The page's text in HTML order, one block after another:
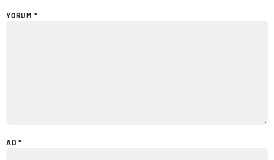
YORUM *
AD *